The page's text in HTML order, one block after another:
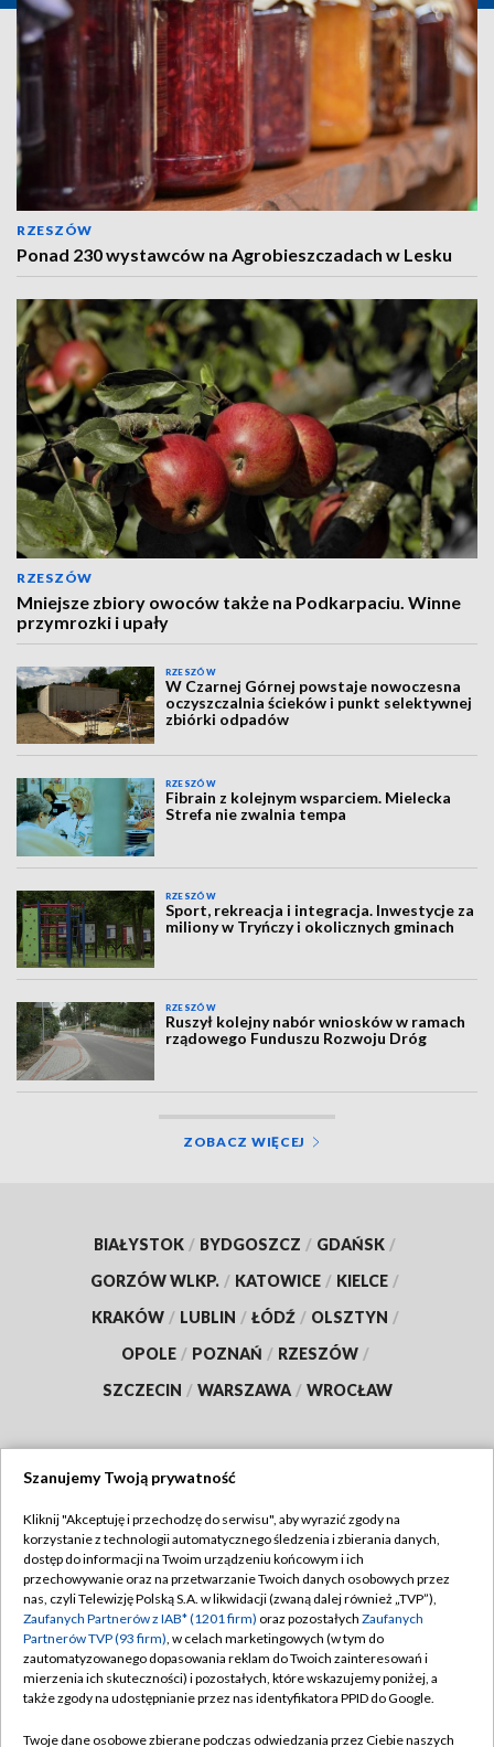
RZESZÓW
Ponad 230 wystawców na Agrobieszczadach w Lesku
RZESZÓW
Mniejsze zbiory owoców także na Podkarpaciu. Winne
przymrozki i upały
RZESZÓW
W Czarnej Górnej powstaje nowoczesna
oczyszczalnia ścieków i punkt selektywnej
zbiórki odpadów
RZESZÓW
Fibrain z kolejnym wsparciem. Mielecka
Strefa nie zwalnia tempa
RZESZÓW
Sport, rekreacja i integracja. Inwestycje za
miliony w Tryńczy i okolicznych gminach
RZESZÓW
Ruszył kolejny nabór wniosków w ramach
rządowego Funduszu Rozwoju Dróg
ZOBACZ WIĘCEJ
BIAŁYSTOK / BYDGOSZCZ / GDAŃSK /
GORZÓW WLKP. / KATOWICE / KIELCE /
KRAKÓW / LUBLIN / ŁÓDŹ / OLSZTYN /
OPOLE / POZNAŃ / RZESZÓW /
SZCZECIN / WARSZAWA / WROCŁAW
TVP
Abonament TVP
Emisja w TVP
Centrum informacji TVP
Naziemna Telewizja Cyfrowa
Regulamin TVP
Polityka prywatności
Moje zgody
Pomoc
Szanujemy Twoją prywatność
Kliknij "Akceptuję i przechodzę do serwisu", aby wyrazić zgody na
korzystanie z technologii automatycznego śledzenia i zbierania danych,
dostęp do informacji na Twoim urządzeniu końcowym i ich
przechowywanie oraz na przetwarzanie Twoich danych osobowych przez
nas, czyli Telewizję Polską S.A. w likwidacji (zwaną dalej również „TVP”),
Zaufanych Partnerów z IAB* (1201 firm) oraz pozostałych Zaufanych
Partnerów TVP (93 firm), w celach marketingowych (w tym do
zautomatyzowanego dopasowania reklam do Twoich zainteresowań i
mierzenia ich skuteczności) i pozostałych, które wskazujemy poniżej, a
także zgody na udostępnianie przez nas identyfikatora PPID do Google.
Twoje dane osobowe zbierane podczas odwiedzania przez Ciebie naszych